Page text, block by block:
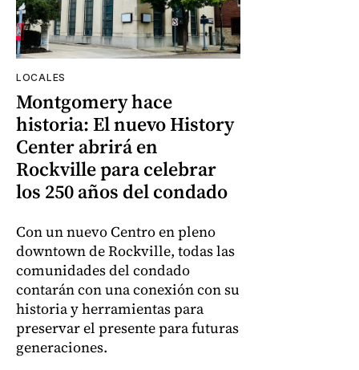
LOCALES
Montgomery hace
historia: El nuevo History
Center abrirá en
Rockville para celebrar
los 250 años del condado
Con un nuevo Centro en pleno
downtown de Rockville, todas las
comunidades del condado
contarán con una conexión con su
historia y herramientas para
preservar el presente para futuras
generaciones.